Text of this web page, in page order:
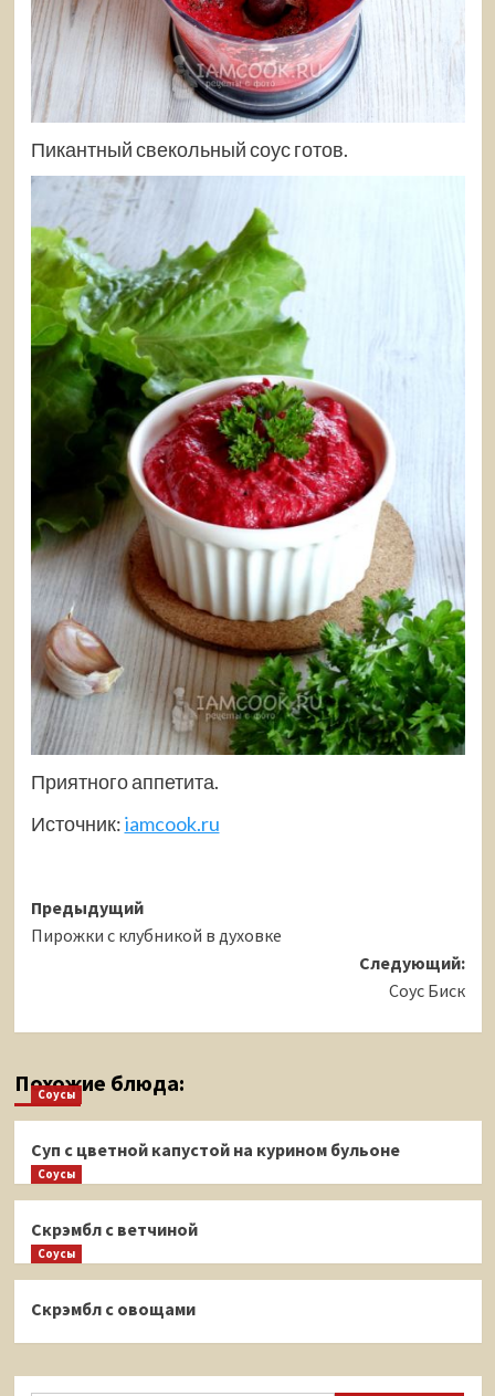
Пикантный свекольный соус готов.
Приятного аппетита.
Источник:iamcook.ru
Навигация
записи
Предыдущий
Пирожки с клубникой в духовке
Следующий:
Соус Биск
Похожие блюда:
Соусы
Суп с цветной капустой на курином бульоне
Соусы
Скрэмбл с ветчиной
Соусы
Скрэмбл с овощами